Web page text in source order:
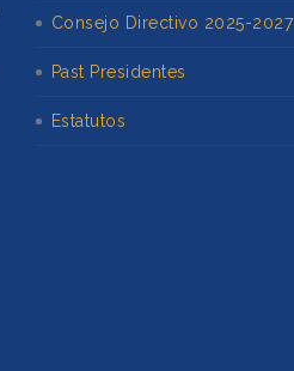
Consejo Directivo 2025-2027
Past Presidentes
Estatutos